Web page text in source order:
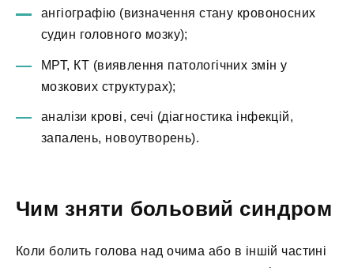
ангіографію (визначення стану кровоносних
судин головного мозку);
МРТ, КТ (виявлення патологічних змін у
мозкових структурах);
аналізи крові, сечі (діагностика інфекцій,
запалень, новоутворень).
Чим зняти больовий синдром
Коли болить голова над очима або в іншій частині